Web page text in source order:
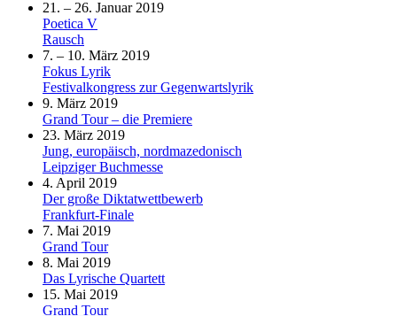
21. – 26. Januar 2019
Poetica V
Rausch
7. – 10. März 2019
Fokus Lyrik
Festivalkongress zur Gegenwartslyrik
9. März 2019
Grand Tour – die Premiere
23. März 2019
Jung, europäisch, nordmazedonisch
Leipziger Buchmesse
4. April 2019
Der große Diktatwettbewerb
Frankfurt-Finale
7. Mai 2019
Grand Tour
8. Mai 2019
Das Lyrische Quartett
15. Mai 2019
Grand Tour